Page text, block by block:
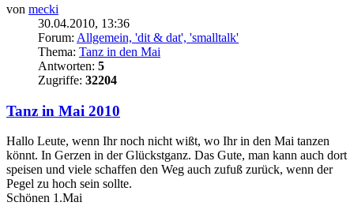
von mecki
30.04.2010, 13:36
Forum: Allgemein, 'dit & dat', 'smalltalk'
Thema: Tanz in den Mai
Antworten: 5
Zugriffe: 32204
Tanz in Mai 2010
Hallo Leute, wenn Ihr noch nicht wißt, wo Ihr in den Mai tanzen
könnt. In Gerzen in der Glückstganz. Das Gute, man kann auch dort
speisen und viele schaffen den Weg auch zufuß zurück, wenn der
Pegel zu hoch sein sollte.
Schönen 1.Mai